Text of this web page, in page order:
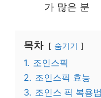
가 많은 분
목차 숨기기
1. 조인스픽
2. 조인스픽 효능
3. 조인스 픽 복용법